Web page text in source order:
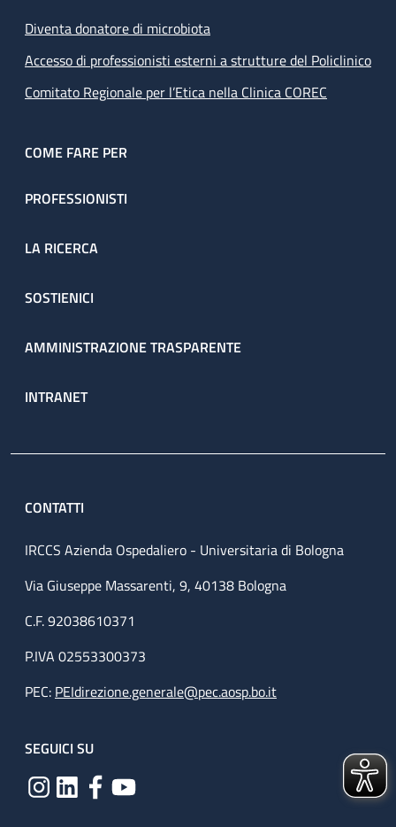
Diventa donatore di microbiota
Accesso di professionisti esterni a strutture del Policlinico
Comitato Regionale per l’Etica nella Clinica COREC
COME FARE PER
PROFESSIONISTI
LA RICERCA
SOSTIENICI
AMMINISTRAZIONE TRASPARENTE
INTRANET
CONTATTI
IRCCS Azienda Ospedaliero - Universitaria di Bologna
Via Giuseppe Massarenti, 9, 40138 Bologna
C.F. 92038610371
P.IVA 02553300373
PEC: PEIdirezione.generale@pec.aosp.bo.it
SEGUICI SU